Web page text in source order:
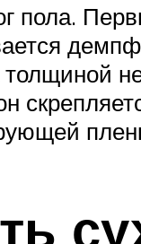
пола.